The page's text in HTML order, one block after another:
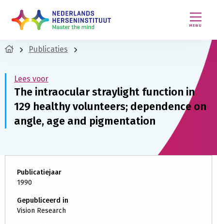
MENU
Publicaties
Lees voor
The intraocular straylight function in
129 healthy volunteers; dependence on
angle, age and pigmentation
Publicatiejaar
1990
Gepubliceerd in
Vision Research